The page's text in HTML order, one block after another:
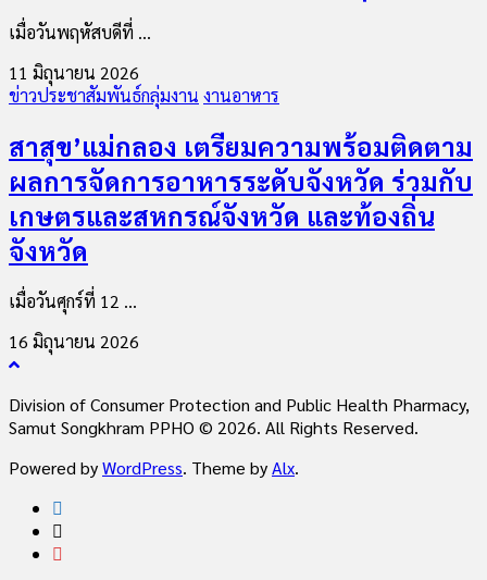
เมื่อวันพฤหัสบดีที่ ...
11 มิถุนายน 2026
ข่าวประชาสัมพันธ์กลุ่มงาน งานอาหาร
สาสุข’แม่กลอง เตรียมความพร้อมติดตาม
ผลการจัดการอาหารระดับจังหวัด ร่วมกับ
เกษตรและสหกรณ์จังหวัด และท้องถิ่น
จังหวัด
เมื่อวันศุกร์ที่ 12 ...
16 มิถุนายน 2026
Division of Consumer Protection and Public Health Pharmacy,
Samut Songkhram PPHO © 2026. All Rights Reserved.
Powered byWordPress. Theme byAlx.